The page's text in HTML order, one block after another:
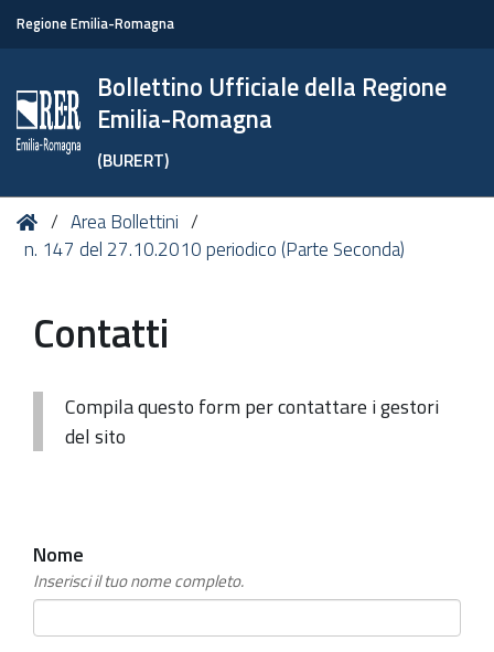
Regione Emilia-Romagna
Bollettino Ufficiale della Regione
Emilia-Romagna
(BURERT)
Tu
sei
HomeArea Bollettini
n. 147 del 27.10.2010 periodico (Parte Seconda)
Contatti
Compila questo form per contattare i gestori
del sito
Nome
Inserisci il tuo nome completo.